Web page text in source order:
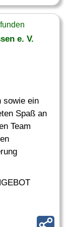
e. V.
sowie ein
Spaß an
Team